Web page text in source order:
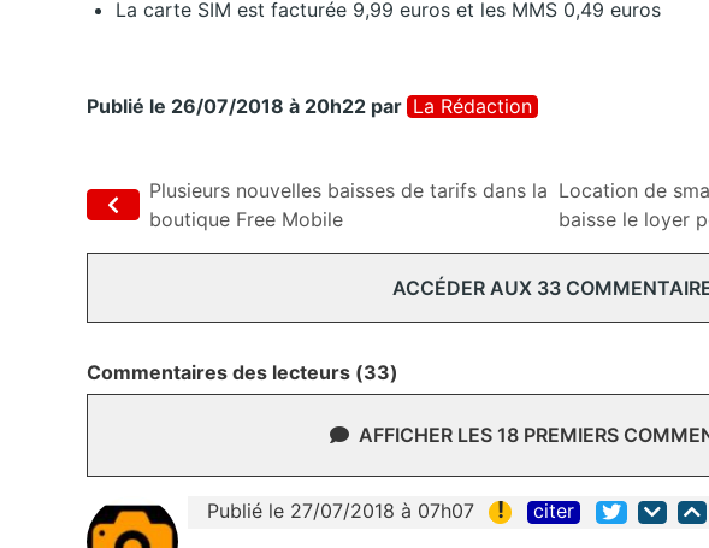
La carte SIM est facturée 9,99 euros et les MMS 0,49 euros
Publié le 26/07/2018 à 20h22 par La Rédaction
Plusieurs nouvelles baisses de tarifs dans la
boutique Free Mobile
Location de
baisse le loyer
ACCÉDER AUX 33
Commentaires des lecteurs (33)
AFFICHER LES 18 PREMIERS
Publié le 27/07/2018 à 07h07 ! citer